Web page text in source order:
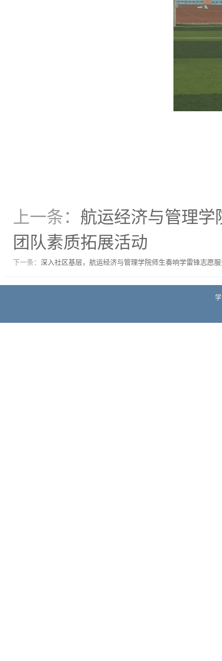
上一条： 航运经济与管理学
团队素质拓展活动
下一条： 深入社区基层，航运经济与管理学院师生奏响学雷锋志愿服